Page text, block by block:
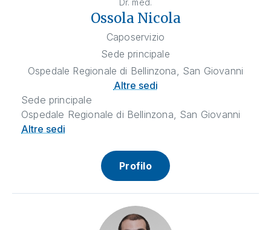
Ossola Nicola
Caposervizio
Sede principale
Ospedale Regionale di Bellinzona, San Giovanni
Altre sedi
Sede principale
Ospedale Regionale di Bellinzona, San Giovanni
Altre sedi
Profilo